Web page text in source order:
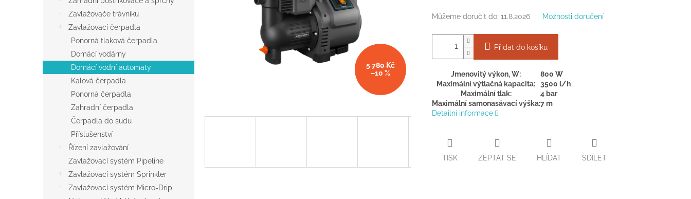
Zavlažovače trávníku
Zavlažovací čerpadla
Ponorná tlaková čerpadla
Domácí vodárny
Domácí vodní automaty
Kalová čerpadla
Ponorná čerpadla
Zahradní čerpadla
Čerpadla do sudu
Příslušenství
Řízení zavlažování
Zavlažovací systém Pipeline
Zavlažovací systém Sprinkler
Zavlažovací systém Micro-Drip
5 780 Kč
–10 %
Můžeme doručit do: 11.8.2026 Možnosti doručení
Přidat do košíku
Jmenovitý výkon, W:
800 W
Maximální výtlačná kapacita:
3500 l/h
Maximální tlak:
4 bar
Maximální samonasávací výška:7 m
Detailní informace
TISK ZEPTAT SE HLÍDAT SDÍLET